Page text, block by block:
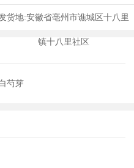
货地:安徽省亳州市谯城区十八里
镇十八里社区
芍芽